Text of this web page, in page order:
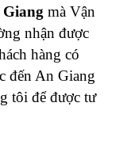
mà Vận
nhận được
hàng có
đến An Giang
tôi để được tư